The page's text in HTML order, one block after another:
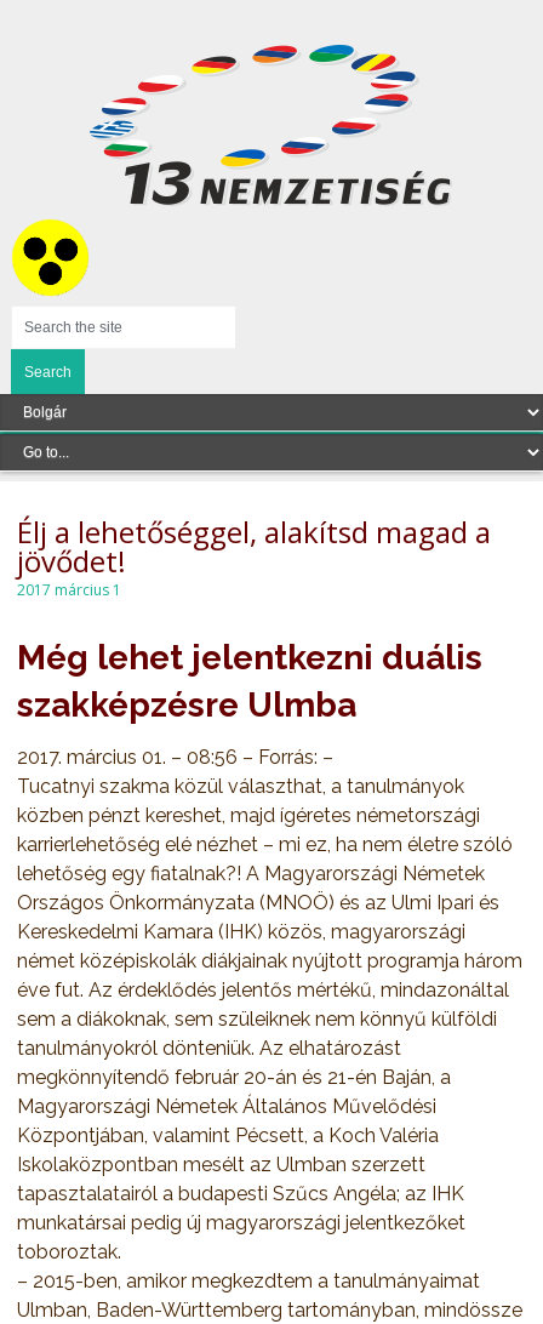
Élj a lehetőséggel, alakítsd magad a
jövődet!
2017 március 1
Még lehet jelentkezni duális
szakképzésre Ulmba
2017. március 01. – 08:56 – Forrás: –
Tucatnyi szakma közül választhat, a tanulmányok
közben pénzt kereshet, majd ígéretes németországi
karrierlehetőség elé nézhet – mi ez, ha nem életre szóló
lehetőség egy fiatalnak?! A Magyarországi Németek
Országos Önkormányzata (MNOÖ) és az Ulmi Ipari és
Kereskedelmi Kamara (IHK) közös, magyarországi
német középiskolák diákjainak nyújtott programja három
éve fut. Az érdeklődés jelentős mértékű, mindazonáltal
sem a diákoknak, sem szüleiknek nem könnyű külföldi
tanulmányokról dönteniük. Az elhatározást
megkönnyítendő február 20-án és 21-én Baján, a
Magyarországi Németek Általános Művelődési
Központjában, valamint Pécsett, a Koch Valéria
Iskolaközpontban mesélt az Ulmban szerzett
tapasztalatairól a budapesti Szűcs Angéla; az IHK
munkatársai pedig új magyarországi jelentkezőket
toboroztak.
– 2015-ben, amikor megkezdtem a tanulmányaimat
Ulmban, Baden-Württemberg tartományban, mindössze